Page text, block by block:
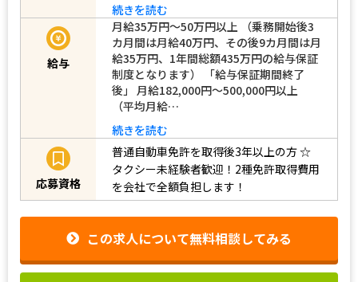
続きを読む
給与
月給35万円～50万円以上 （乗務開始後3
カ月間は月給40万円、その後9カ月間は月
給35万円、1年間総額435万円の給与保証
制度となります） 「給与保証期間終了
後」 月給182,000円～500,000円以上
（平均月給…
続きを読む
応募資格
普通自動車免許を取得後3年以上の方☆
タクシー未経験者歓迎！2種免許取得費用
を会社で全額負担します！
この求人について無料相談してみる